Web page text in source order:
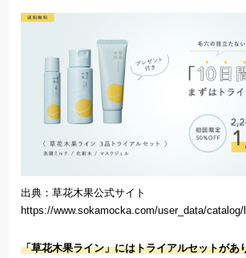
出典：草花木果公式サイト
https://www.sokamocka.com/user_data/
「草花木果ライン」にはトライアルセットがあ